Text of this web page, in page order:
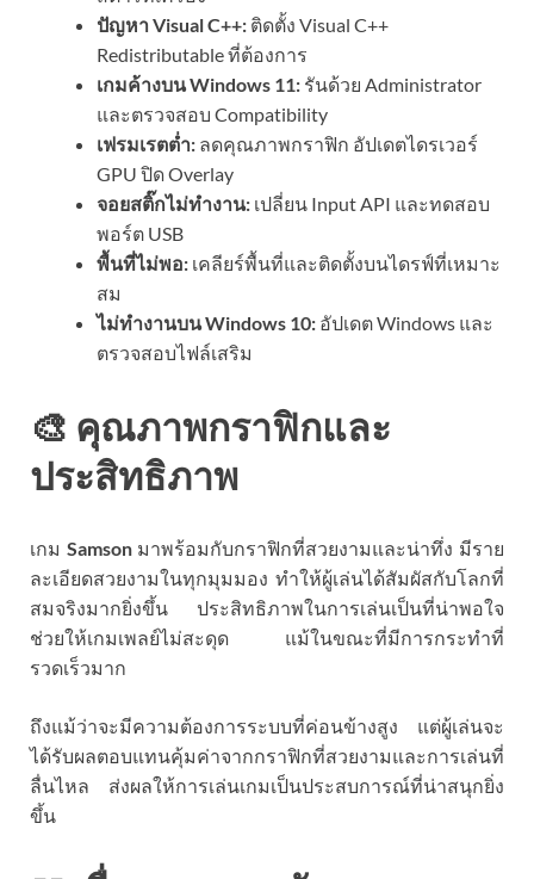
ปัญหา Visual C++: ติดตั้ง Visual C++
Redistributable ที่ต้องการ
เกมค้างบน Windows 11: รันด้วย Administrator
และตรวจสอบ Compatibility
เฟรมเรตต่ำ: ลดคุณภาพกราฟิก อัปเดตไดรเวอร์
GPU ปิด Overlay
จอยสติ๊กไม่ทำงาน: เปลี่ยน Input API และทดสอบ
พอร์ต USB
พื้นที่ไม่พอ: เคลียร์พื้นที่และติดตั้งบนไดรฟ์ที่เหมาะ
สม
ไม่ทำงานบน Windows 10: อัปเดต Windows และ
ตรวจสอบไฟล์เสริม
🎨 คุณภาพกราฟิกและ
ประสิทธิภาพ
เกม Samsonมาพร้อมกับกราฟิกที่สวยงามและน่าทึ่ง มีราย
ละเอียดสวยงามในทุกมุมมอง ทำให้ผู้เล่นได้สัมผัสกับโลกที่
สมจริงมากยิ่งขึ้น ประสิทธิภาพในการเล่นเป็นที่น่าพอใจ
ช่วยให้เกมเพลย์ไม่สะดุด แม้ในขณะที่มีการกระทำที่
รวดเร็วมาก
ถึงแม้ว่าจะมีความต้องการระบบที่ค่อนข้างสูง แต่ผู้เล่นจะ
ได้รับผลตอบแทนคุ้มค่าจากกราฟิกที่สวยงามและการเล่นที่
ลื่นไหล ส่งผลให้การเล่นเกมเป็นประสบการณ์ที่น่าสนุกยิ่ง
ขึ้น